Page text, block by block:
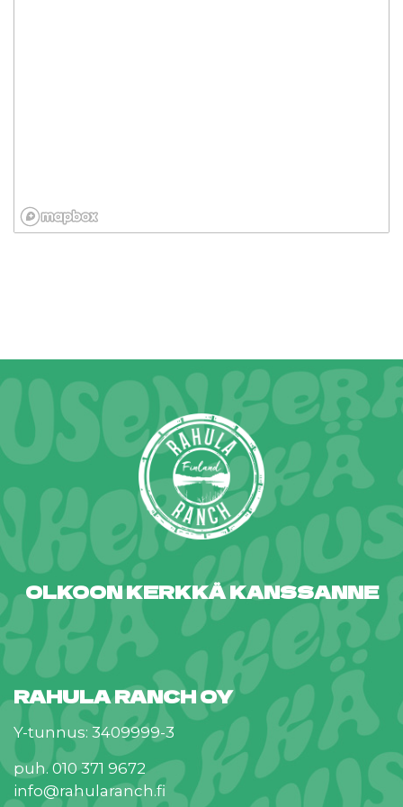
OLKOON KERKKÄ KANSSANNE
RAHULA RANCH OY
Y-tunnus: 3409999-3
puh. 010 371 9672
info@rahularanch.fi